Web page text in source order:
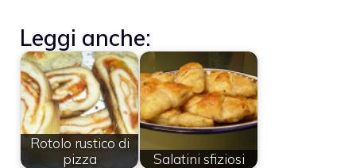
Leggi anche:
Rotolo rustico di
pizza
Salatini sfiziosi